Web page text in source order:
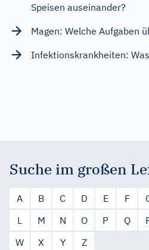
Speisen auseinander?
Magen: Welche Aufgaben
Infektionskrankheiten:
Suche im großen
A B C D E F
L
M N O P Q
W
X Y Z